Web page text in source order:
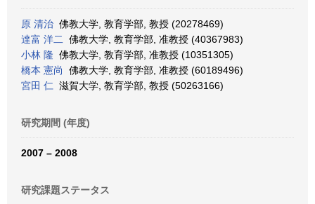
原 清治 佛教大学, 教育学部, 教授 (20278469)
達富 洋二
佛教大学, 教育学部, 准教授 (40367983)
小林 隆 佛教大学, 教育学部, 准教授 (10351305)
橋本 憲尚
佛教大学, 教育学部, 准教授 (60189496)
宮田 仁 滋賀大学, 教育学部, 教授 (50263166)
研究期間 (年度)
2007 – 2008
研究課題ステータス